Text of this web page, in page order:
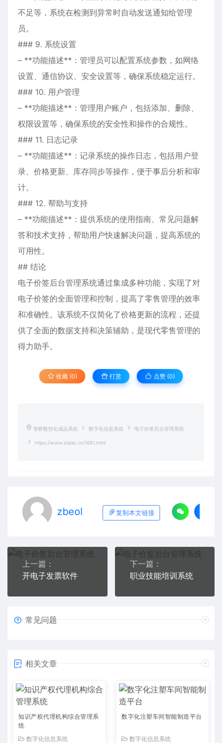
不足等，系统在检测到异常时自动发送通知给管理
员。
### 9. 系统设置
– **功能描述**：管理员可以配置系统参数，如网络
设置、通信协议、安全设置等，确保系统稳定运行。
### 10. 用户管理
– **功能描述**：管理用户账户，包括添加、删除、
权限设置等，确保系统的安全性和操作的合规性。
### 11. 日志记录
– **功能描述**：记录系统的操作日志，包括用户登
录、价格更新、库存同步等操作，便于事后分析和审
计。
### 12. 帮助与支持
– **功能描述**：提供系统的使用指南、常见问题解
答和技术支持，帮助用户快速解决问题，提高系统的
可用性。
## 结论
电子价签后台管理系统通过集成多种功能，实现了对
电子价签的全面管理和控制，提高了零售管理的效率
和准确性。该系统不仅简化了价格更新的流程，还提
供了全面的数据支持和决策辅助，是现代零售管理的
得力助手。
收藏 (0) 打赏 点赞 (0)
智桥数智化成品系统 数字化信息系统 电子价签后台管理系统
https://www.ziqiao.cn/1881.html
zbeol 复制本文链接
上一篇：
开电子发票软件
下一篇：
职业技能培训系统
常见问题
相关文章
知识产权代理机构综合管理系
统
数字化信息系统
数字化注塑车间智能制造平台
数字化信息系统